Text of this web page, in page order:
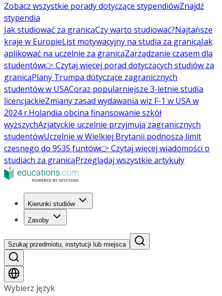
Zobacz wszystkie porady dotyczące stypendiówZnajdź
stypendia
Jak studiować za granicąCzy warto studiować?Najtańsze
kraje w EuropieList motywacyjny na studia za granicąJak
aplikować na uczelnie za granicąZarządzanie czasem dla
studentów👉 Czytaj więcej porad dotyczących studiów za
granicąPlany Trumpa dotyczące zagranicznych
studentów w USACoraz popularniejsze 3-letnie studia
licencjackieZmiany zasad wydawania wiz F-1 w USA w
2024 r.Holandia obcina finansowanie szkół
wyższychAzjatyckie uczelnie przyjmują zagranicznych
studentówUczelnie w Wielkiej Brytanii podnoszą limit
czesnego do 9535 funtów👉 Czytaj więcej wiadomości o
studiach za granicąPrzeglądaj wszystkie artykuły
Kierunki studiów
Zasoby
Szukaj przedmiotu, instytucji lub miejsca
Wybierz język